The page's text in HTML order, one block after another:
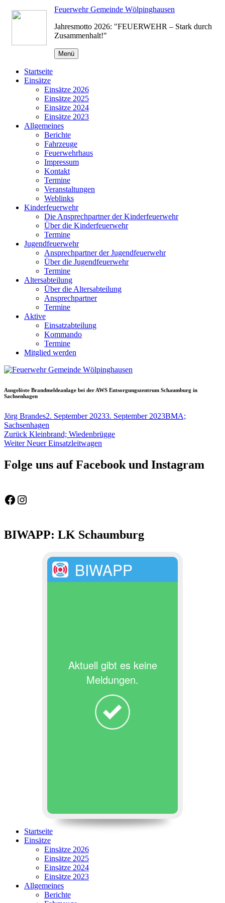
Zum
Inhalt
Feuerwehr Gemeinde Wölpinghausen
Jahresmotto 2026: "FEUERWEHR – Stark durch
Zusammenhalt!"
Menü
Startseite
Einsätze
Einsätze 2026
Einsätze 2025
Einsätze 2024
Einsätze 2023
Allgemeines
Berichte
Fahrzeuge
Feuerwehrhaus
Impressum
Kontakt
Termine
Veranstaltungen
Weblinks
Kinderfeuerwehr
Die Ansprechpartner der Kinderfeuerwehr
Über die Kinderfeuerwehr
Termine
Jugendfeuerwehr
Ansprechpartner der Jugendfeuerwehr
Über die Jugendfeuerwehr
Termine
Altersabteilung
Über die Altersabteilung
Ansprechpartner
Termine
Aktive
Einsatzabteilung
Kommando
Termine
Mitglied werden
Ausgelöste Brandmeldeanlage bei der AWS Entsorgungszentrum Schaumburg in
Sachsenhagen
Autor
Jörg BrandesVeröffentlicht
am
2. September 20233. September 2023Schlagwörter
BMA;
Sachsenhagen
Beitragsnavigation
Zurück Vorheriger
Beitrag:
Kleinbrand; Wiedenbrügge
Weiter Nächster
Neuer Einsatzleitwagen
Folge uns auf Facebook und Instagram
Feuerwehr Gemeinde Wölpinghausen
fw_gemeinde_woelpinghausen
BIWAPP: LK Schaumburg
BIWAPP
Aktuell gibt es keine
Meldungen.
Startseite
Einsätze
Einsätze 2026
Einsätze 2025
Einsätze 2024
Einsätze 2023
Allgemeines
Berichte